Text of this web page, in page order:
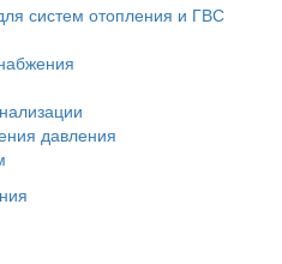
систем отопления и ГВС
давления